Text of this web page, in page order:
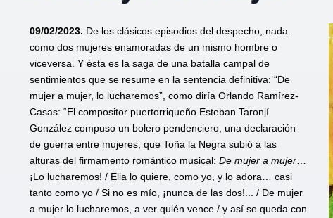
09/02/2023. De los clásicos episodios del despecho, nada
como dos mujeres enamoradas de un mismo hombre o
viceversa. Y ésta es la saga de una batalla campal de
sentimientos que se resume en la sentencia definitiva: “De
mujer a mujer, lo lucharemos”, como diría Orlando Ramírez-
Casas: “El compositor puertorriqueño Esteban Taronjí
González compuso un bolero pendenciero, una declaración
de guerra entre mujeres, que Toña la Negra subió a las
alturas del firmamento romántico musical: De mujer a mujer
¡Lo lucharemos! / Ella lo quiere, como yo, y lo adora… casi
tanto como yo / Si no es mío, ¡nunca de las dos!... / De mujer
a mujer lo lucharemos, a ver quién vence / y así se queda con